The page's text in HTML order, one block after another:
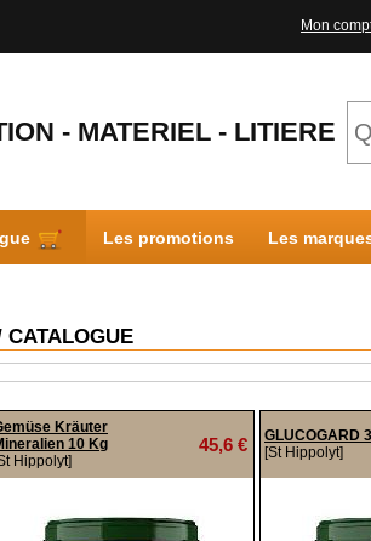
Mon
- MATERIEL - LITIERE
Les promotions Les
CATALOGUE
Kräuter
10 Kg
Hippolyt]
45,6 €
GLUCOGARD
[St Hippolyt]